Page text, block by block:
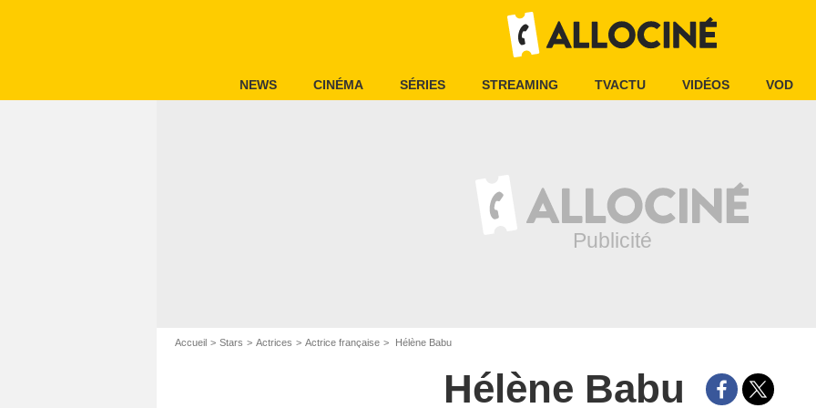
NEWS CINÉMA SÉRIES STREAMING TVACTU VIDÉOS VOD
Accueil Stars Actrices Actrice française Hélène Babu
Hélène Babu